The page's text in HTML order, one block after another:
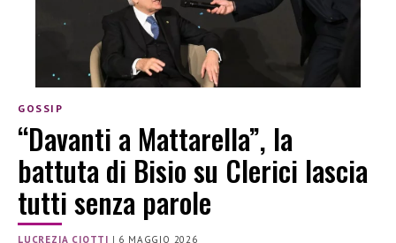
GOSSIP
“Davanti a Mattarella”, la
battuta di Bisio su Clerici lascia
tutti senza parole
LUCREZIA CIOTTI | 6 MAGGIO 2026